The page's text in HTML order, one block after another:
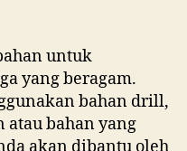
untuk
yang beragam.
bahan drill,
atau bahan yang
akan dibantu oleh